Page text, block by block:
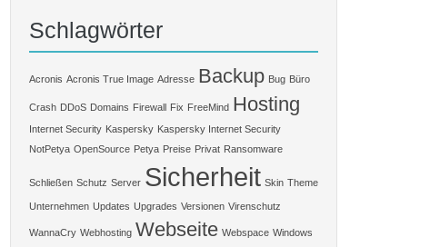
Schlagwörter
Acronis Acronis True Image Adresse Backup Bug Büro
Crash DDoS Domains Firewall Fix FreeMind Hosting
Internet Security Kaspersky Kaspersky Internet Security
NotPetya OpenSource Petya Preise Privat Ransomware
Schließen Schutz Server Sicherheit Skin Theme
Unternehmen Updates Upgrades Versionen Virenschutz
WannaCry Webhosting Webseite Webspace Windows